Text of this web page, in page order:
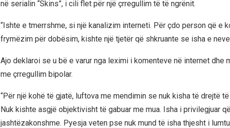
në serialin “Skins”, i cili flet për një çrregullim të të ngrënit.
“Ishte e tmerrshme, si një kanalizim interneti. Për çdo person që e
frymëzim për dobësim, kishte një tjetër që shkruante se isha e
Ajo deklaroi se u bë e varur nga leximi i komenteve në internet dhe
me çrregullim bipolar.
“Për një kohë të gjatë, luftova me mendimin se nuk kisha të drejtë
Nuk kishte asgjë objektivisht të gabuar me mua. Isha i privilegjuar
jashtëzakonshme. Pyesja veten pse nuk mund të isha thjesht i